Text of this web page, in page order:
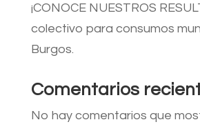
¡CONOCE NUESTROS
colectivo para consumos
Burgos.
Comentarios
No hay comentarios que